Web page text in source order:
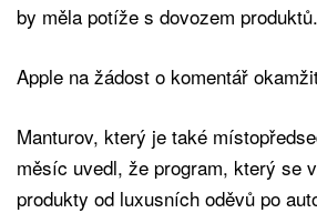
by měla potíže s dovozem produktů.
Apple na žádost o komentář
Manturov, který je také
měsíc uvedl, že program, který se
produkty od luxusních oděvů po